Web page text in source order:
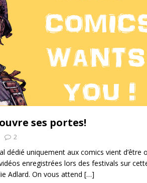
ses portes!
2
dédié uniquement aux comics vient d’être
enregistrées lors des festivals sur
Adlard. On vous attend […]